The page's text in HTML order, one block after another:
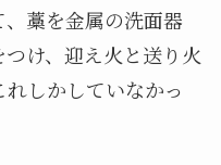
藁を金属の洗面器
け、迎え火と送り火
しかしていなかっ